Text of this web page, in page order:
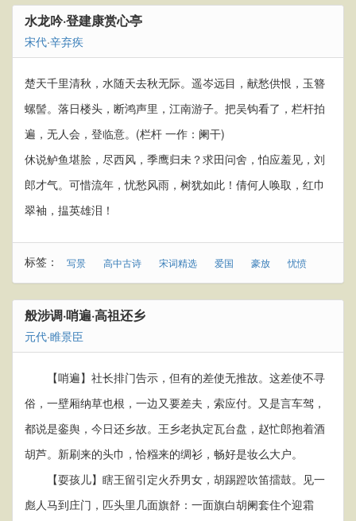
水龙吟·登建康赏心亭
宋代·辛弃疾
楚天千里清秋，水随天去秋无际。遥岑远目，献愁供恨，玉簪
螺髻。落日楼头，断鸿声里，江南游子。把吴钩看了，栏杆拍
遍，无人会，登临意。(栏杆 一作：阑干)
休说鲈鱼堪脍，尽西风，季鹰归未？求田问舍，怕应羞见，刘
郎才气。可惜流年，忧愁风雨，树犹如此！倩何人唤取，红巾
翠袖，揾英雄泪！
标签： 写景 高中古诗 宋词精选 爱国 豪放 忧愤
般涉调·哨遍·高祖还乡
元代·睢景臣
【哨遍】社长排门告示，但有的差使无推故。这差使不寻
俗，一壁厢纳草也根，一边又要差夫，索应付。又是言车驾，
都说是銮舆，今日还乡故。王乡老执定瓦台盘，赵忙郎抱着酒
胡芦。新刷来的头巾，恰糨来的绸衫，畅好是妆么大户。
【耍孩儿】瞎王留引定火乔男女，胡踢蹬吹笛擂鼓。见一
彪人马到庄门，匹头里几面旗舒：一面旗白胡阑套住个迎霜